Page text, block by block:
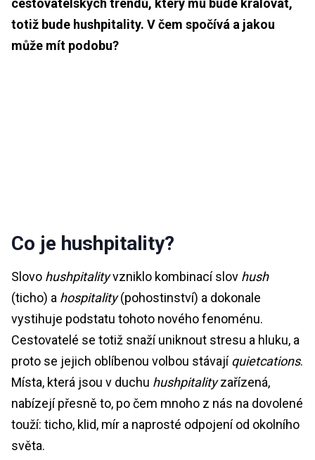
cestovatelských trendů, který mu bude kralovat,
totiž bude hushpitality. V čem spočívá a jakou
může mít podobu?
Co je hushpitality?
Slovo hushpitalityvzniklo kombinací slov hush
(ticho) a hospitality(pohostinství) a dokonale
vystihuje podstatu tohoto nového fenoménu.
Cestovatelé se totiž snaží uniknout stresu a hluku, a
proto se jejich oblíbenou volbou stávajíquietcations.
Místa, která jsou v duchu hushpitalityzařízená,
nabízejí přesně to, po čem mnoho z nás na dovolené
touží: ticho, klid, mír a naprosté odpojení od okolního
světa.